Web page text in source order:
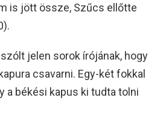
is jött össze, Szűcs ellőtte
jelen sorok írójának, hogy
csavarni. Egy-két fokkal
a békési kapus ki tudta tolni